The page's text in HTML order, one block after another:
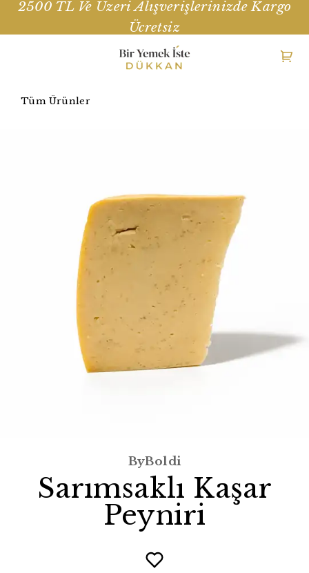
2500 TL Ve Üzeri Alışverişlerinizde Kargo
Ücretsiz
Tüm Ürünler
ByBoldi
Sarımsaklı Kaşar
Peyniri